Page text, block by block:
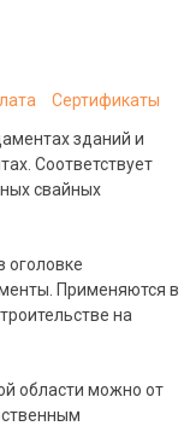
Сертификаты
зданий и
Соответствует
свайных
оголовке
Применяются в
на
области можно от